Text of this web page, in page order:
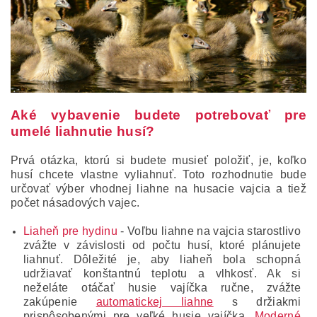
Aké vybavenie budete potrebovať pre
umelé liahnutie husí?
Prvá otázka, ktorú si budete musieť položiť, je, koľko
husí chcete vlastne vyliahnuť. Toto rozhodnutie bude
určovať výber vhodnej liahne na husacie vajcia a tiež
počet násadových vajec.
Liaheň pre hydinu - Voľbu liahne na vajcia starostlivo
zvážte v závislosti od počtu husí, ktoré plánujete
liahnuť. Dôležité je, aby liaheň bola schopná
udržiavať konštantnú teplotu a vlhkosť. Ak si
neželáte otáčať husie vajíčka ručne, zvážte
zakúpenie automatickej liahne s držiakmi